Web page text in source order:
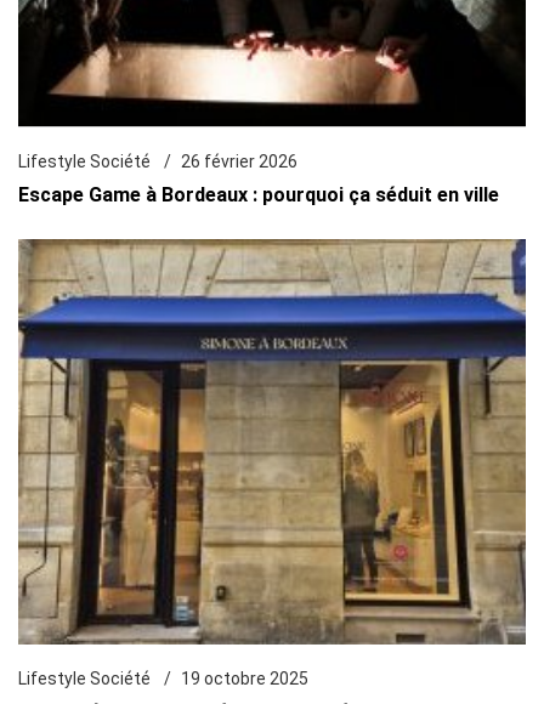
Lifestyle Société 26 février 2026
Escape Game à Bordeaux : pourquoi ça séduit en ville
Lifestyle Société 19 octobre 2025